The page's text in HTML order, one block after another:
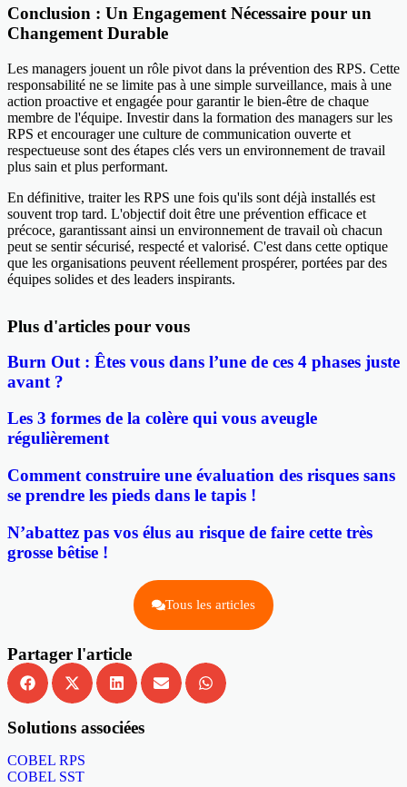
Conclusion : Un Engagement Nécessaire pour un
Changement Durable
Les managers jouent un rôle pivot dans la prévention des RPS. Cette
responsabilité ne se limite pas à une simple surveillance, mais à une
action proactive et engagée pour garantir le bien-être de chaque
membre de l'équipe. Investir dans la formation des managers sur les
RPS et encourager une culture de communication ouverte et
respectueuse sont des étapes clés vers un environnement de travail
plus sain et plus performant.
En définitive, traiter les RPS une fois qu'ils sont déjà installés est
souvent trop tard. L'objectif doit être une prévention efficace et
précoce, garantissant ainsi un environnement de travail où chacun
peut se sentir sécurisé, respecté et valorisé. C'est dans cette optique
que les organisations peuvent réellement prospérer, portées par des
équipes solides et des leaders inspirants.
Plus d'articles pour vous
Burn Out : Êtes vous dans l’une de ces 4 phases juste
avant ?
Les 3 formes de la colère qui vous aveugle
régulièrement
Comment construire une évaluation des risques sans
se prendre les pieds dans le tapis !
N’abattez pas vos élus au risque de faire cette très
grosse bêtise !
Tous les articles
Partager l'article
Solutions associées
COBEL RPS
COBEL SST